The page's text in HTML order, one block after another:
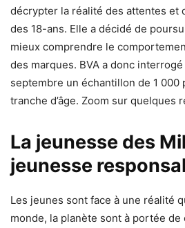
décrypter la réalité des attentes et
des 18-ans. Elle a décidé de
mieux comprendre le
des marques. BVA a donc
septembre un échantillon de 1 000
tranche d’âge. Zoom sur quelques
La jeunesse des
jeunesse
Les jeunes sont face à une réalité
monde, la planète sont à portée